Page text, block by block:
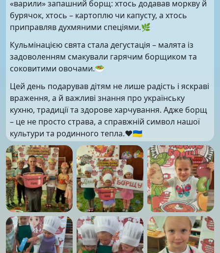
«варили» запашний борщ: хтось додавав моркву й
бурячок, хтось – картоплю чи капусту, а хтось
приправляв духмяними спеціями.🌿
Кульмінацією свята стала дегустація – малята із
задоволенням смакували гарячим борщиком та
соковитими овочами.🥗
Цей день подарував дітям не лише радість і яскраві
враження, а й важливі знання про українську
кухню, традиції та здорове харчування. Адже борщ
– це не просто страва, а справжній символ нашої
культури та родинного тепла.❤️🇺🇦